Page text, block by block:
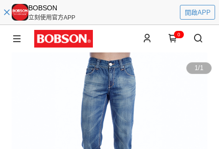
BOBSON
立刻使用官方APP
開啟APP
0
1/1